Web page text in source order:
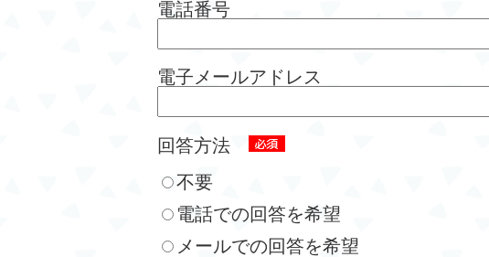
電話番号
電子メールアドレス
回答方法
不要
電話での回答を希望
メールでの回答を希望